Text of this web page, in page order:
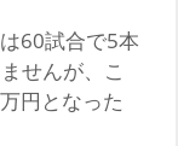
60試合で5本
せんが、こ
円となった